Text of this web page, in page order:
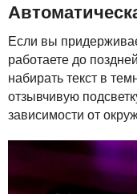
Если вы
работаете до
набирать текст в
отзывчивую
зависимости от